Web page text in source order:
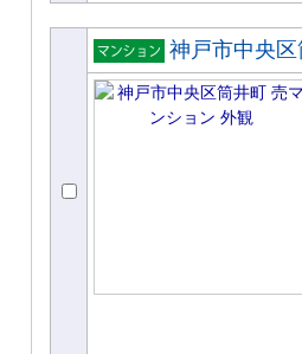
売マンシ
ョン
神戸市中央区